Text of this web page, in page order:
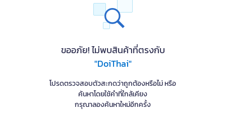
ขออภัย! ไม่พบสินค้าที่ตรงกับ
"DoiThai"
โปรดตรวจสอบตัวสะกดว่าถูกต้องหรือไม่ หรือ
ค้นหาโดยใช้คำที่ใกล้เคียง
กรุณาลองค้นหาใหม่อีกครั้ง